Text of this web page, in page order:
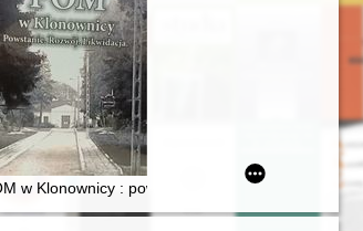
Narodowego Rolnictwa i Przemysłu
w Klonownicy : powstanie : rozwój : likwidacja